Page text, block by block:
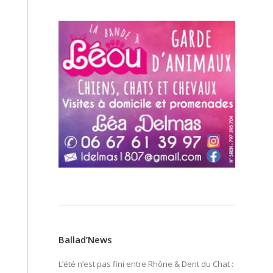
Ballad’News
L’été n’est pas fini entre Rhône & Dent du Chat :